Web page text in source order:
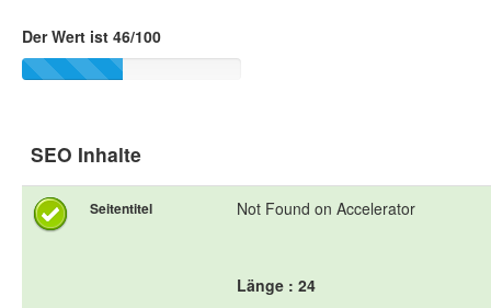
Der Wert ist 46/100
SEO Inhalte
Seitentitel Not Found on Accelerator
Länge : 24